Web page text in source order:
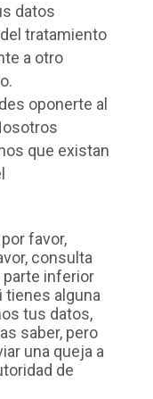
datos
tratamiento
a otro
oponerte al
que existan
favor,
consulta
inferior
tienes alguna
tus datos,
saber, pero
una queja a
de